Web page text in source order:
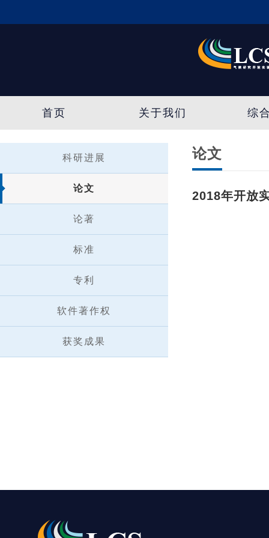
首页 关于我们 综
科研进展
论文
论著
标准
专利
软件著作权
获奖成果
论文
2018年开放